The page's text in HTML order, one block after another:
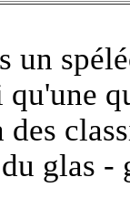
un
glas -